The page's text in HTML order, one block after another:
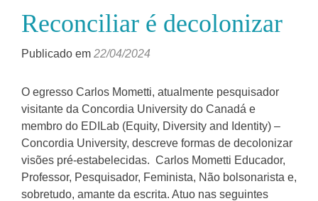
Reconciliar é decolonizar
Publicado em 22/04/2024
O egresso Carlos Mometti, atualmente pesquisador
visitante da Concordia University do Canadá e
membro do EDILab (Equity, Diversity and Identity) –
Concordia University, descreve formas de decolonizar
visões pré-estabelecidas. Carlos Mometti Educador,
Professor, Pesquisador, Feminista, Não bolsonarista e,
sobretudo, amante da escrita. Atuo nas seguintes